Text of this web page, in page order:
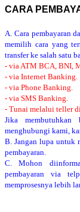
CARA
A. Cara pembayaran
memilih cara yang
transfer ke salah satu
- via ATM BCA, BNI,
- via Internet Banking.
- via Phone Banking.
- via SMS Banking.
- Tunai melalui teller
Jika membutuhkan
menghubungi kami,
B. Jangan lupa untuk
pembayaran.
C. Mohon
pembayaran via
memprosesnya lebih